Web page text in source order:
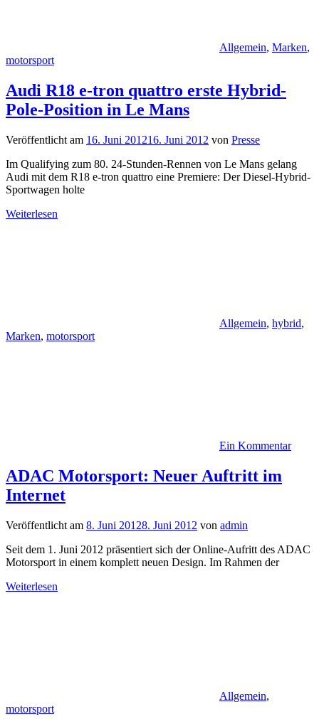
Allgemein, Marken,
motorsport
Audi R18 e-tron quattro erste Hybrid-
Pole-Position in Le Mans
Veröffentlicht am 16. Juni 201216. Juni 2012 von Presse
Im Qualifying zum 80. 24-Stunden-Rennen von Le Mans gelang
Audi mit dem R18 e-tron quattro eine Premiere: Der Diesel-Hybrid-
Sportwagen holte
Weiterlesen
Allgemein, hybrid,
Marken, motorsport
Ein Kommentar
ADAC Motorsport: Neuer Auftritt im
Internet
Veröffentlicht am 8. Juni 20128. Juni 2012 von admin
Seit dem 1. Juni 2012 präsentiert sich der Online-Aufritt des ADAC
Motorsport in einem komplett neuen Design. Im Rahmen der
Weiterlesen
Allgemein,
motorsport